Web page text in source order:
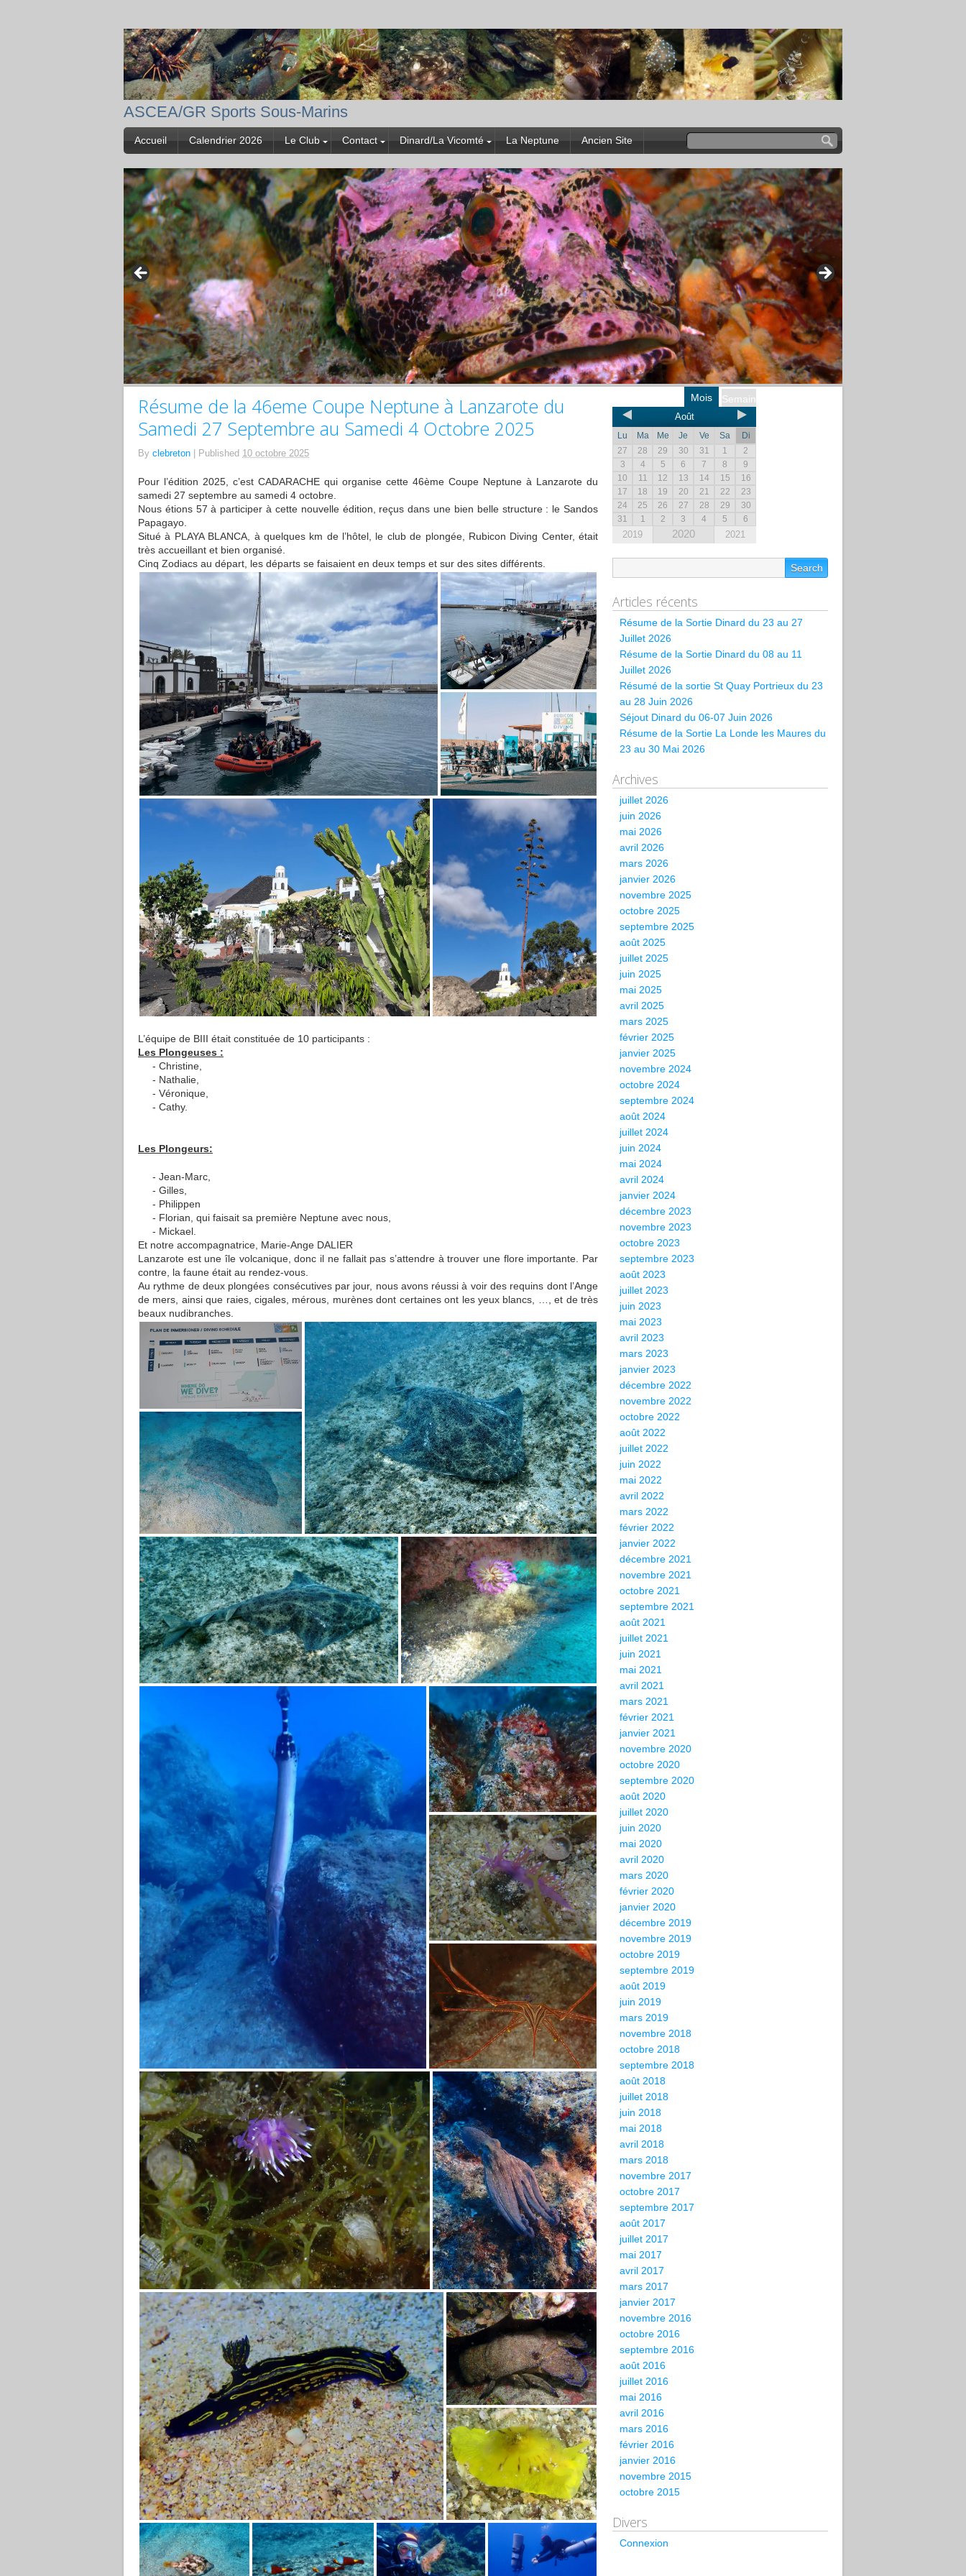
ASCEA/GR Sports Sous-Marins
Accueil Calendrier 2026 Le Club Contact Dinard/La Vicomté La Neptune Ancien Site
Résume de la 46eme Coupe Neptune à Lanzarote du
Samedi 27 Septembre au Samedi 4 Octobre 2025
By clebreton Published 10 octobre 2025
Pour l’édition 2025, c’est CADARACHE qui organise cette 46ème Coupe Neptune à Lanzarote du
samedi 27 septembre au samedi 4 octobre.
Nous étions 57 à participer à cette nouvelle édition, reçus dans une bien belle structure : le Sandos
Papagayo.
Situé à PLAYA BLANCA, à quelques km de l’hôtel, le club de plongée, Rubicon Diving Center, était
très accueillant et bien organisé.
Cinq Zodiacs au départ, les départs se faisaient en deux temps et sur des sites différents.
L’équipe de BIII était constituée de 10 participants :
Les Plongeuses :
Christine,
Nathalie,
Véronique,
Cathy.
Les Plongeurs:
Jean-Marc,
Gilles,
Philippen
Florian, qui faisait sa première Neptune avec nous,
Mickael.
Et notre accompagnatrice, Marie-Ange DALIER
Lanzarote est une île volcanique, donc il ne fallait pas s’attendre à trouver une flore importante. Par
contre, la faune était au rendez-vous.
Au rythme de deux plongées consécutives par jour, nous avons réussi à voir des requins dont l’Ange
de mers, ainsi que raies, cigales, mérous, murènes dont certaines ont les yeux blancs, …, et de très
beaux nudibranches.
Semaine
Mois
Août
Lu Ma Me Je Ve Sa
Di
27
28 29 30 31 1
2
3
4 5 6 7 8
9
10
11 12 13 14 15
16
17
18 19 20 21 22
23
24
25 26 27 28 29
30
31
1 2 3 4 5 6
2019 2020 2021
Articles récents
Résume de la Sortie Dinard du 23 au 27
Juillet 2026
Résume de la Sortie Dinard du 08 au 11
Juillet 2026
Résumé de la sortie St Quay Portrieux du 23
au 28 Juin 2026
Séjout Dinard du 06-07 Juin 2026
Résume de la Sortie La Londe les Maures du
23 au 30 Mai 2026
Archives
juillet 2026
juin 2026
mai 2026
avril 2026
mars 2026
janvier 2026
novembre 2025
octobre 2025
septembre 2025
août 2025
juillet 2025
juin 2025
mai 2025
avril 2025
mars 2025
février 2025
janvier 2025
novembre 2024
octobre 2024
septembre 2024
août 2024
juillet 2024
juin 2024
mai 2024
avril 2024
janvier 2024
décembre 2023
novembre 2023
octobre 2023
septembre 2023
août 2023
juillet 2023
juin 2023
mai 2023
avril 2023
mars 2023
janvier 2023
décembre 2022
novembre 2022
octobre 2022
août 2022
juillet 2022
juin 2022
mai 2022
avril 2022
mars 2022
février 2022
janvier 2022
décembre 2021
novembre 2021
octobre 2021
septembre 2021
août 2021
juillet 2021
juin 2021
mai 2021
avril 2021
mars 2021
février 2021
janvier 2021
novembre 2020
octobre 2020
septembre 2020
août 2020
juillet 2020
juin 2020
mai 2020
avril 2020
mars 2020
février 2020
janvier 2020
décembre 2019
novembre 2019
octobre 2019
septembre 2019
août 2019
juin 2019
mars 2019
novembre 2018
octobre 2018
septembre 2018
août 2018
juillet 2018
juin 2018
mai 2018
avril 2018
mars 2018
novembre 2017
octobre 2017
septembre 2017
août 2017
juillet 2017
mai 2017
avril 2017
mars 2017
janvier 2017
novembre 2016
octobre 2016
septembre 2016
août 2016
juillet 2016
mai 2016
avril 2016
mars 2016
février 2016
janvier 2016
novembre 2015
octobre 2015
Divers
Connexion